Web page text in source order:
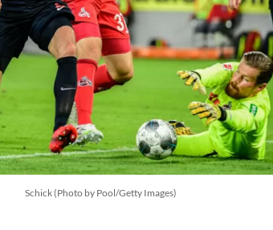
Schick (Photo by Pool/Getty Images)